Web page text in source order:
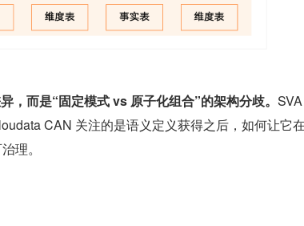
，而是“固定模式 vs 原子化组合”的架构分歧。
CAN 关注的是语义定义获得之后，如何让它
理。